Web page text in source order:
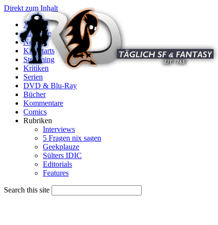
Direkt zum Inhalt
X
Startseite
News
Kinostarts
Streaming
Kritiken
Serien
DVD & Blu-Ray
Bücher
Kommentare
Comics
Rubriken
Interviews
5 Fragen nix sagen
Geekplauze
Sülters IDIC
Editorials
Features
Search this site